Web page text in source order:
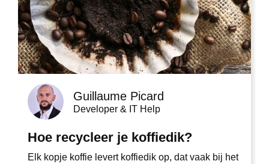
Guillaume Picard
Developer & IT Help
Hoe recycleer je koffiedik?
Elk kopje koffie levert koffiedik op, dat vaak bij het